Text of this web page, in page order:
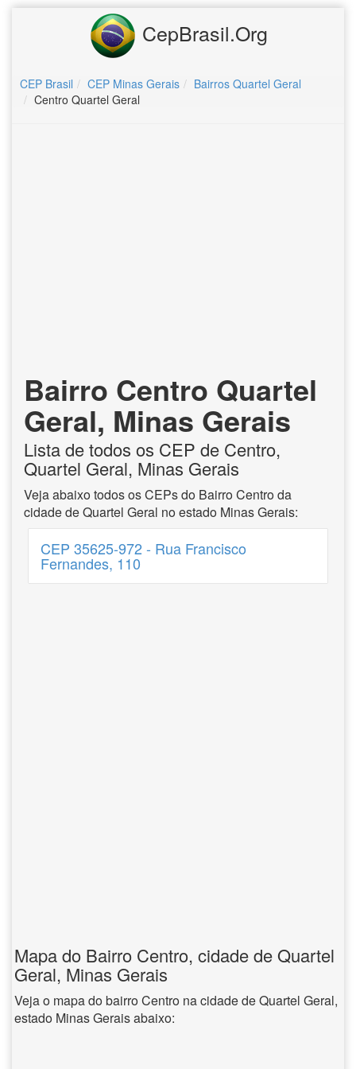
CepBrasil.Org
CEP Brasil CEP Minas Gerais
Bairros Quartel Geral
Centro Quartel Geral
Bairro Centro Quartel
Geral, Minas Gerais
Lista de todos os CEP de Centro,
Quartel Geral, Minas Gerais
Veja abaixo todos os CEPs do Bairro Centro da
cidade de Quartel Geral no estado Minas Gerais:
CEP 35625-972 - Rua Francisco
Fernandes, 110
Mapa do Bairro Centro, cidade de Quartel
Geral, Minas Gerais
Veja o mapa do bairro Centro na cidade de Quartel Geral,
estado Minas Gerais abaixo: